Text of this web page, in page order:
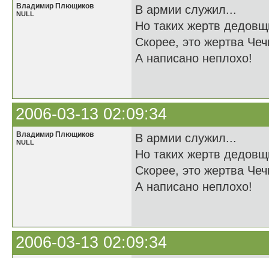
Владимир Плющиков
NULL
В армии служил...
Но таких жертв
Скорее, это жертва
А написано неплохо!
2006-03-13 02:09:34
Владимир Плющиков
NULL
В армии служил...
Но таких жертв
Скорее, это жертва
А написано неплохо!
2006-03-13 02:09:34